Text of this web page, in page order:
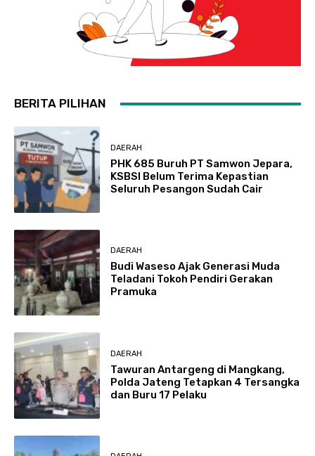
BERITA PILIHAN
DAERAH
PHK 685 Buruh PT Samwon Jepara,
KSBSI Belum Terima Kepastian
Seluruh Pesangon Sudah Cair
DAERAH
Budi Waseso Ajak Generasi Muda
Teladani Tokoh Pendiri Gerakan
Pramuka
DAERAH
Tawuran Antargeng di Mangkang,
Polda Jateng Tetapkan 4 Tersangka
dan Buru 17 Pelaku